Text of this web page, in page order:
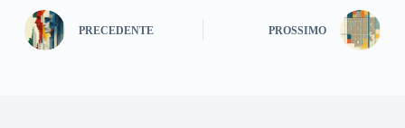
PRECEDENTE PROSSIMO